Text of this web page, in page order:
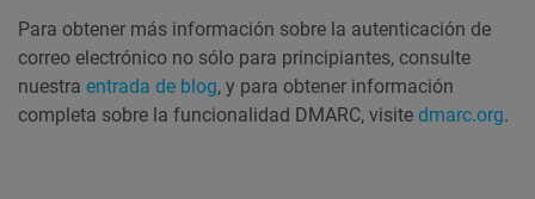
Para obtener más información sobre la autenticación de
correo electrónico no sólo para principiantes, consulte
nuestra entrada de blog, y para obtener información
completa sobre la funcionalidad DMARC, visite dmarc.org.